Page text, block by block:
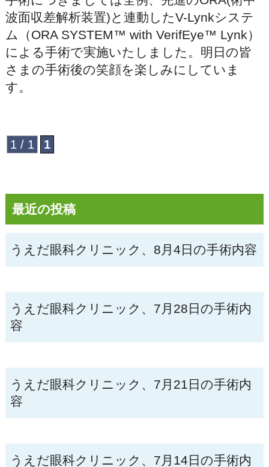
最近の投稿
うえだ眼科クリニック、8月4日の手術内容
うえだ眼科クリニック、7月28日の手術内
容
うえだ眼科クリニック、7月21日の手術内
容
うえだ眼科クリニック、7月14日の手術内
波面収差解析装置)と連動したV-Lynkシステ
ム（ORA SYSTEM™ with VerifEye™ Lynk）
による手術で実施いたしました。明日の皆
さまの手術後の笑顔を楽しみにしていま
す。
1 / 1 1